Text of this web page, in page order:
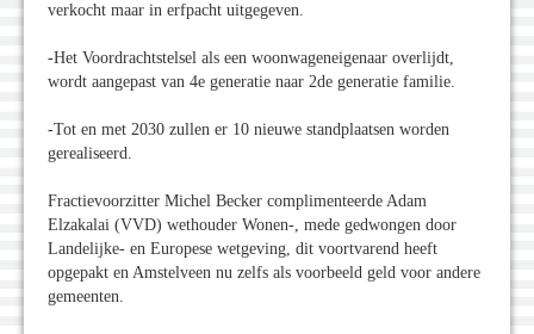
verkocht maar in erfpacht uitgegeven.
-Het Voordrachtstelsel als een woonwageneigenaar overlijdt,
wordt aangepast van 4e generatie naar 2de generatie familie.
-Tot en met 2030 zullen er 10 nieuwe standplaatsen worden
gerealiseerd.
Fractievoorzitter Michel Becker complimenteerde Adam
Elzakalai (VVD) wethouder Wonen-, mede gedwongen door
Landelijke- en Europese wetgeving, dit voortvarend heeft
opgepakt en Amstelveen nu zelfs als voorbeeld geld voor andere
gemeenten.